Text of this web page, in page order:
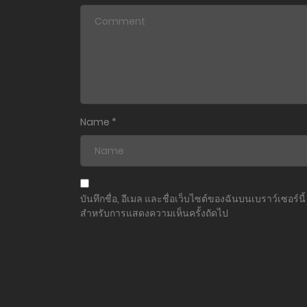
ตอนที่ 53
ตอนที่ 52
ตอนที่ 51
Name *
บันทึกชื่อ, อีเมล และชื่อเว็บไซต์ของฉันบนเบราว์เซอร์นี้
สำหรับการแสดงความเห็นครั้งถัดไป